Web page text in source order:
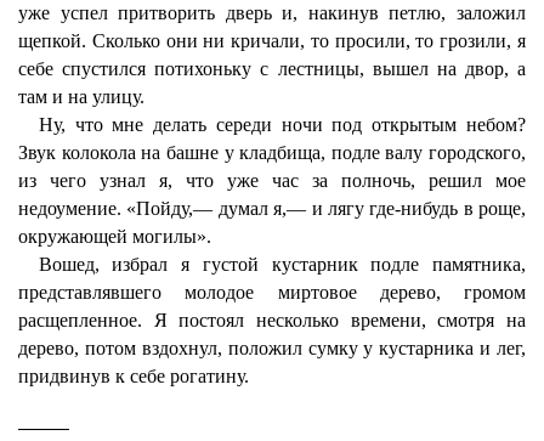
уже успел притворить дверь и, накинув петлю, заложил
щепкой. Сколько они ни кричали, то просили, то грозили, я
себе спустился потихоньку с лестницы, вышел на двор, а
там и на улицу.
Ну, что мне делать середи ночи под открытым небом?
Звук колокола на башне у кладбища, подле валу городского,
из чего узнал я, что уже час за полночь, решил мое
недоумение. «Пойду,— думал я,— и лягу где-нибудь в роще,
окружающей могилы».
Вошед, избрал я густой кустарник подле памятника,
представлявшего молодое миртовое дерево, громом
расщепленное. Я постоял несколько времени, смотря на
дерево, потом вздохнул, положил сумку у кустарника и лег,
придвинув к себе рогатину.